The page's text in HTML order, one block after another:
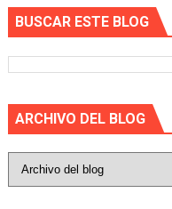
BUSCAR ESTE BLOG
ARCHIVO DEL BLOG